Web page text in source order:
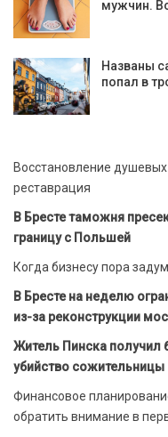
мужчин.
Названы
попал в
Восстановление
реставрация
В Бресте таможня
границу с Польшей
Когда бизнесу пора
В Бресте на неделю
из-за реконструкции
Житель Пинска получил
убийство сожительницы
Финансовое
обратить внимание в